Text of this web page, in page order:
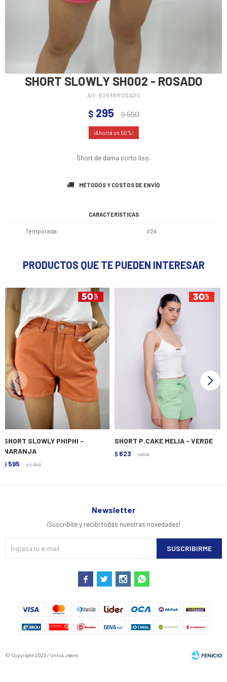
SHORT SLOWLY SH002 - ROSADO
62688ROSADO
$ 295 $590
50
Short de dama corto liso.
MÉTODOS Y COSTOS DE ENVÍO
CARACTERÍSTICAS
Temporada V24
PRODUCTOS QUE TE PUEDEN INTERESAR
SHORT SLOWLY PHIPHI -
NARANJA
$ 595 $ 1.190
SHORT P.CAKE MELIA - VERDE
$ 623 $ 890
Newsletter
¡Suscribite y recibí todas nuestras novedades!
SUSCRIBIRME
   
© Copyright 2026 / Unica Jeans